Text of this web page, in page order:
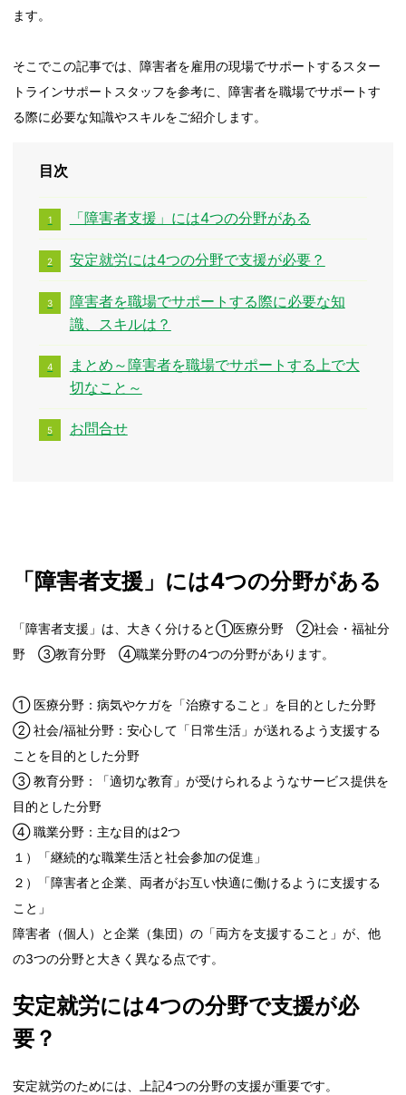
ます。
そこでこの記事では、障害者を雇用の現場でサポートするスター
トラインサポートスタッフを参考に、障害者を職場でサポートす
る際に必要な知識やスキルをご紹介します。
目次
「障害者支援」には4つの分野がある
安定就労には4つの分野で支援が必要？
障害者を職場でサポートする際に必要な知
識、スキルは？
まとめ～障害者を職場でサポートする上で大
切なこと～
お問合せ
「障害者支援」には4つの分野がある
「障害者支援」は、大きく分けると①医療分野 ②社会・福祉分
野 ③教育分野 ④職業分野の4つの分野があります。
① 医療分野：病気やケガを「治療すること」を目的とした分野
② 社会/福祉分野：安心して「日常生活」が送れるよう支援する
ことを目的とした分野
③ 教育分野：「適切な教育」が受けられるようなサービス提供を
目的とした分野
④ 職業分野：主な目的は2つ
１）「継続的な職業生活と社会参加の促進」
２）「障害者と企業、両者がお互い快適に働けるように支援する
こと」
障害者（個人）と企業（集団）の「両方を支援すること」が、他
の3つの分野と大きく異なる点です。
安定就労には4つの分野で支援が必
要？
安定就労のためには、上記4つの分野の支援が重要です。